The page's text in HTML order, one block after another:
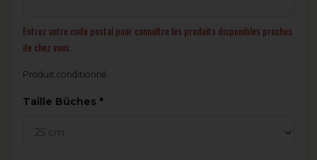
Entrez votre code postal pour connaître les produits disponibles proches
de chez vous.
Produit conditionné
Taille Bûches Obligatoire